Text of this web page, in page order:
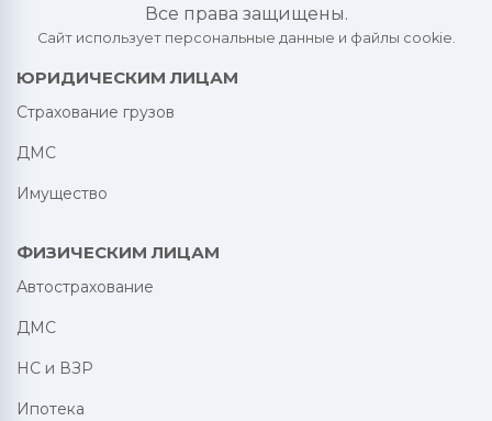
Все права защищены.
Сайт использует персональные данные и файлы cookie.
ЮРИДИЧЕСКИМ ЛИЦАМ
Страхование грузов
ДМС
Имущество
ФИЗИЧЕСКИМ ЛИЦАМ
Автострахование
ДМС
НС и ВЗР
Ипотека